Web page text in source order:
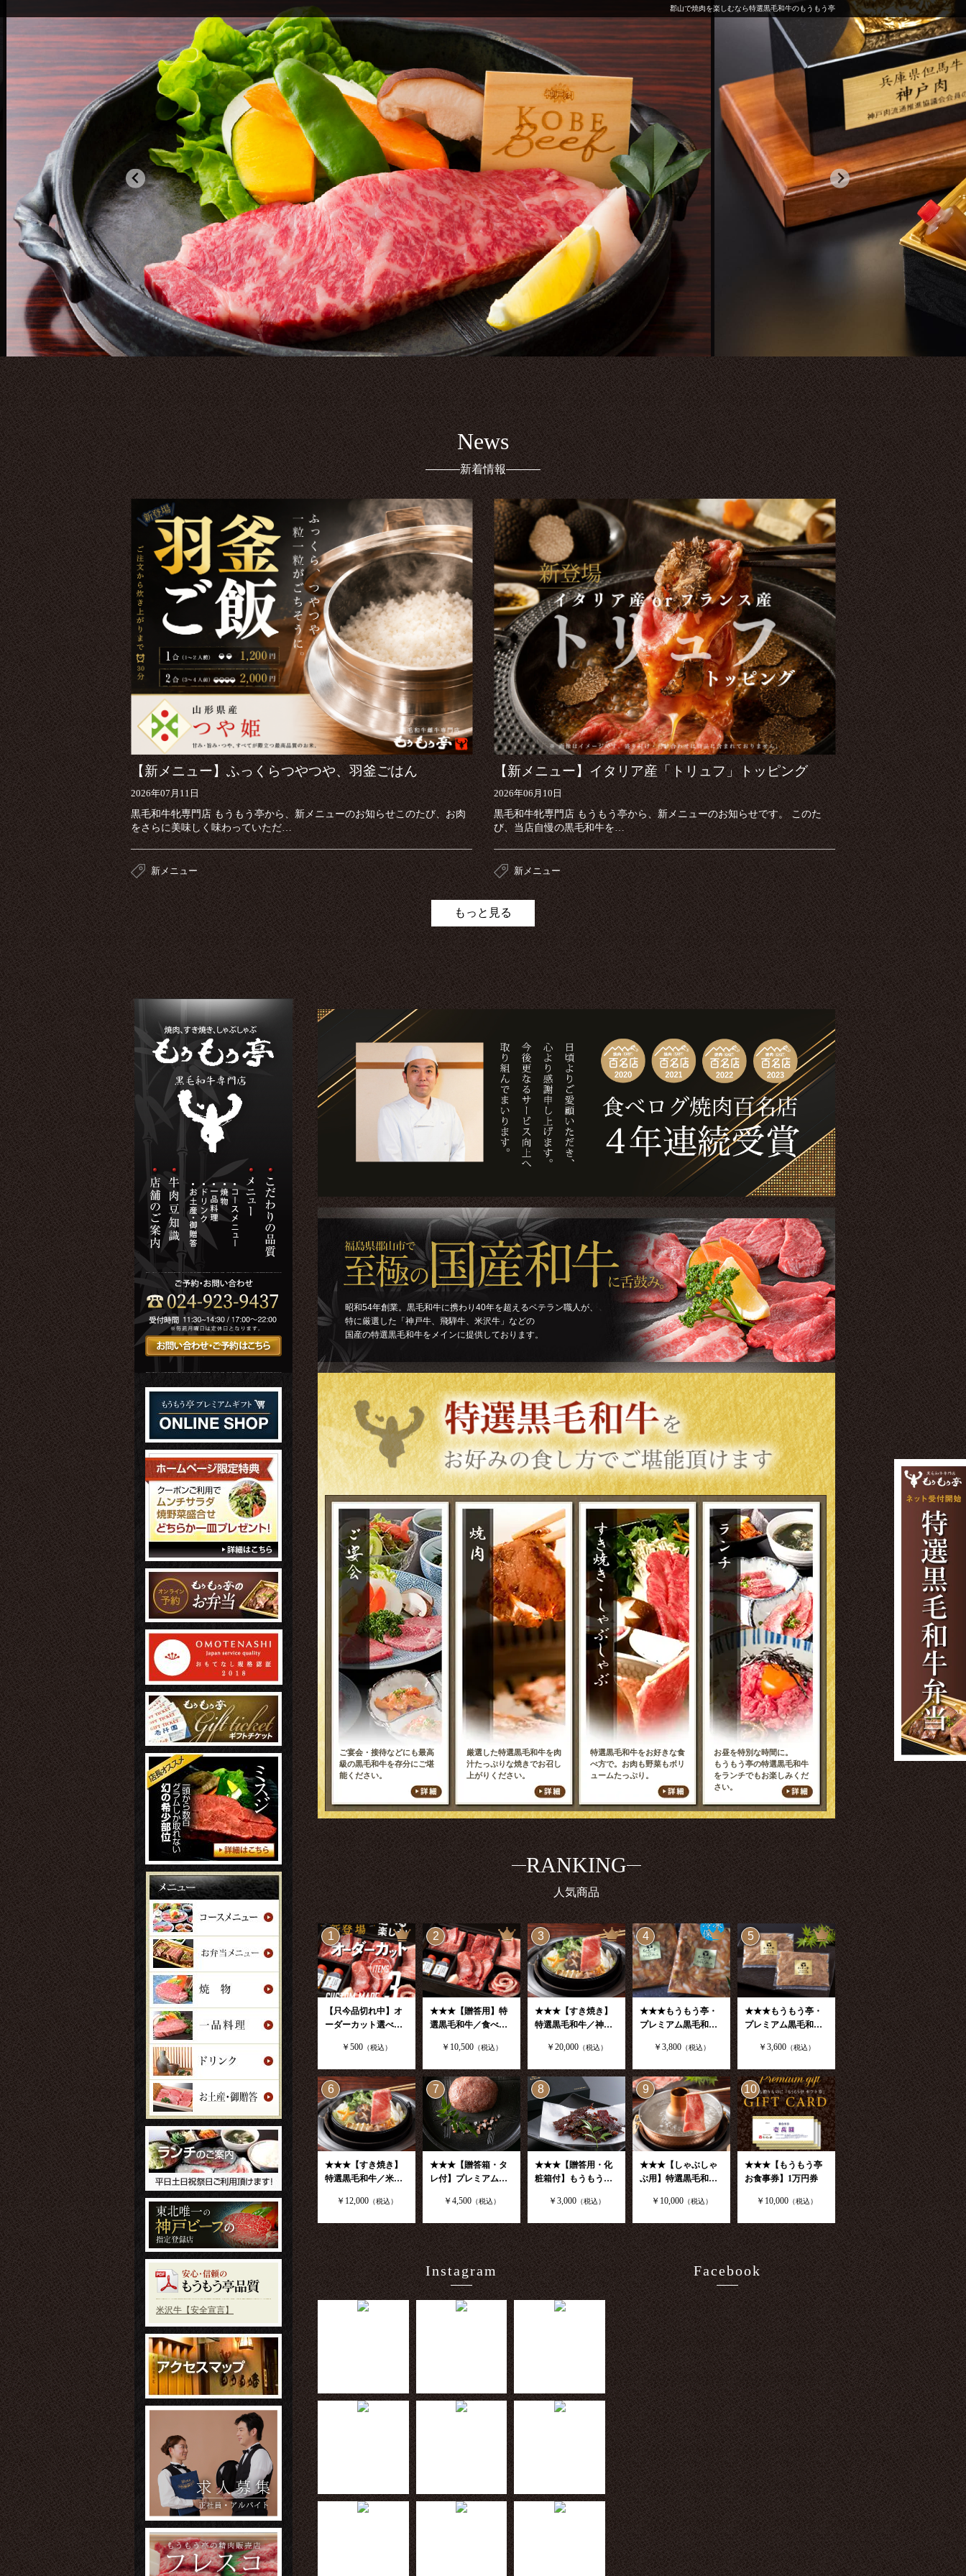
郡山で焼肉を楽しむなら特選黒毛和牛のもうもう亭
News
新着情報
【新メニュー】ふっくらつやつや、羽釜ごはん
2026年07月11日
黒毛和牛牝専門店 もうもう亭から、新メニューのお知らせこのたび、お肉
をさらに美味しく味わっていただ…
新メニュー
【新メニュー】イタリア産「トリュフ」トッピング
2026年06月10日
黒毛和牛牝専門店 もうもう亭から、新メニューのお知らせです。 このた
び、当店自慢の黒毛和牛を…
新メニュー
もっと見る
米沢牛【安全宣言】
昭和54年創業。黒毛和牛に携わり40年を超えるベテラン職人が、
特に厳選した「神戸牛、飛騨牛、米沢牛」などの
国産の特選黒毛和牛をメインに提供しております。
ご宴会・接待などにも最高
級の黒毛和牛を存分にご堪
能ください。
厳選した特選黒毛和牛を肉
汁たっぷりな焼きでお召し
上がりください。
特選黒毛和牛をお好きな食
べ方で。お肉も野菜もボリ
ュームたっぷり。
お昼を特別な時間に。
もうもう亭の特選黒毛和牛
をランチでもお楽しみくだ
さい。
RANKING
人気商品
1
【只今品切れ中】オ
ーダーカット選べる
￥500 （税込）
2
★★★【贈答用】特
選黒毛和牛／食べ比
￥10,500（税込）
3
★★★【すき焼き】
特選黒毛和牛／神戸
￥20,000（税込）
4
★★★もうもう亭・
プレミアム黒毛和
￥3,800（税込）
5
★★★もうもう亭・
プレミアム黒毛和
煮1個190g×4食入
￥3,600（税込）
6
★★★【すき焼き】
特選黒毛和牛／米沢
下付き
￥12,000（税込）
7
★★★【贈答箱・タ
レ付】プレミアム黒
￥4,500（税込）
8
★★★【贈答用・化
粧箱付】もうもう
和牛ビーフジャーキ
￥3,000（税込）
9
★★★【しゃぶしゃ
ぶ用】特選黒毛和牛
ポン酢付
￥10,000（税込）
10
★★★【もうもう亭
お食事券】1万円券
￥10,000（税込）
Instagram Facebook